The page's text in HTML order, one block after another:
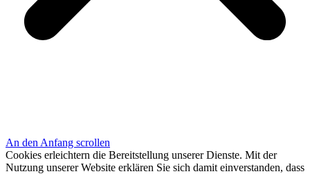
An den Anfang scrollen
Cookies erleichtern die Bereitstellung unserer Dienste. Mit der
Nutzung unserer Website erklären Sie sich damit einverstanden, dass